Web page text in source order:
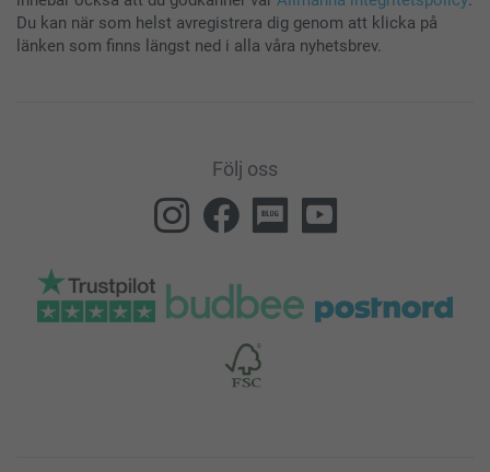
Du kan när som helst avregistrera dig genom att klicka på
länken som finns längst ned i alla våra nyhetsbrev.
Följ oss